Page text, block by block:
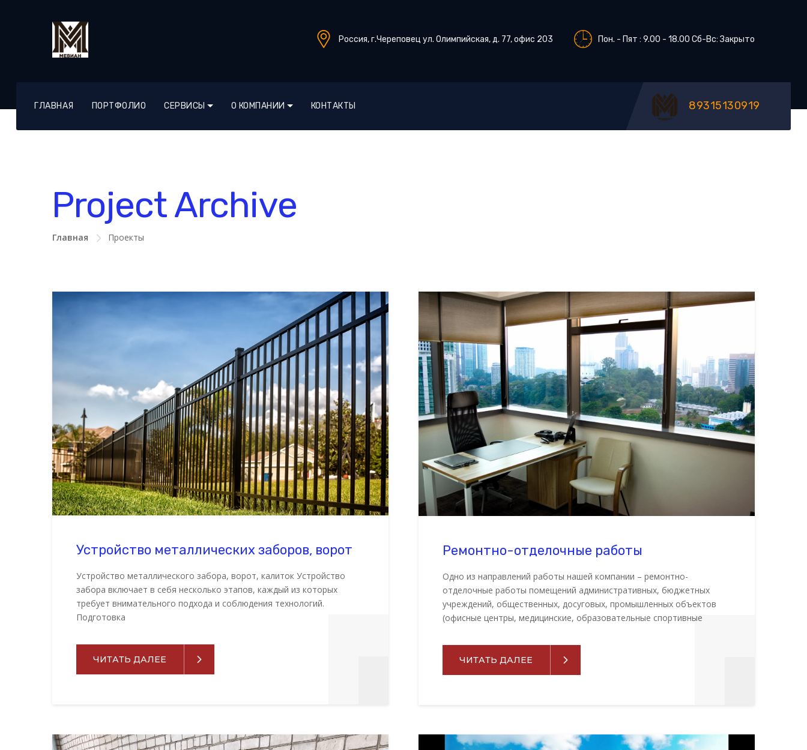
Россия, г.Череповец ул. Олимпийская, д. 77, офис 203 Пон. - Пят : 9.00 - 18.00 Сб-Вс: Закрыто
ГЛАВНАЯ ПОРТФОЛИО СЕРВИСЫ О КОМПАНИИ КОНТАКТЫ 89315130919
Project Archive
Главная Проекты
Устройство металлических заборов, ворот
Устройство металлического забора, ворот, калиток Устройство
забора включает в себя несколько этапов, каждый из которых
требует внимательного подхода и соблюдения технологий.
Подготовка
ЧИТАТЬ ДАЛЕЕ
Ремонтно-отделочные работы
Одно из направлений работы нашей компании – ремонтно-
отделочные работы помещений административных, бюджетных
учреждений, общественных, досуговых, промышленных объектов
(офисные центры, медицинские, образовательные спортивные
ЧИТАТЬ ДАЛЕЕ